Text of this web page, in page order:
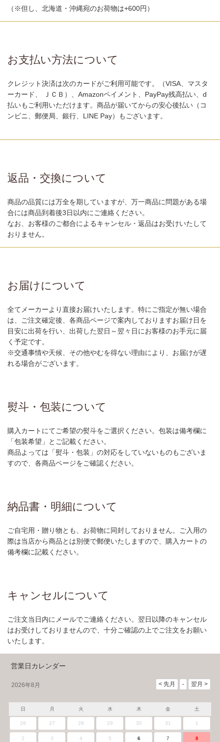
（※但し、北海道・沖縄宛のお荷物は+600円）
お支払い方法について
クレジット決済は次のカードがご利用可能です。（VISA、マスタ
ーカード、 ＪＣＢ）、Amazonペイメント、PayPay残高払い、d
払いもご利用いただけます。商品が届いてからの安心後払い（コ
ンビニ、郵便局、銀行、LINE Pay）もございます。
返品・交換について
商品の品質には万全を期していますが、万一商品に問題がある場
合には商品到着後3日以内にご連絡ください。
なお、お客様のご都合によるキャンセル・返品はお受けいたして
おりません。
お届けについて
全てメーカーより直接お届けいたします。特にご指定が無い場合
は、ご注文確定後、各商品ページで案内しておりますお届け日を
目安に出荷を行い、出荷した翌日～翌々日にお客様のお手元に届
く予定です。
※交通事情や天候、その他やむを得ない理由により、お届けが遅
れる場合がございます。
熨斗・包装について
購入カートにてご希望の熨斗をご選択ください。包装は備考欄に
「包装希望」とご記載ください。
商品よっては「熨斗・包装」の対応をしていないものもございま
すので、各商品ページをご確認ください。
納品書・明細について
ご自宅用・贈り物とも、お荷物に同封しておりません。ご入用の
際は当店から商品とは別便で郵便いたしますので、購入カートの
備考欄に記載ください。
キャンセルについて
ご注文当日内にメールでご連絡ください。翌日以降のキャンセル
はお受けしておりませんので、十分ご確認の上でご注文をお願い
いたします。
営業日カレンダー
2026年8月
日 月 火 水 木 金 土
26 27 28 29 30 31 1
2 3 4 5 6 7 8